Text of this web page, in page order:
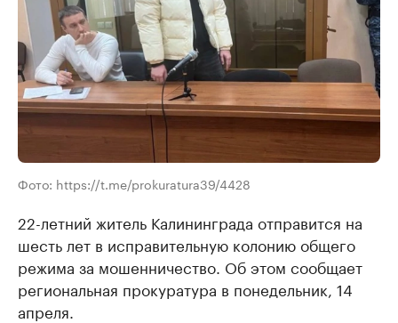
Фото: https://t.me/prokuratura39/4428
22-летний житель Калининграда отправится на
шесть лет в исправительную колонию общего
режима за мошенничество. Об этом сообщает
региональная прокуратура в понедельник, 14
апреля.